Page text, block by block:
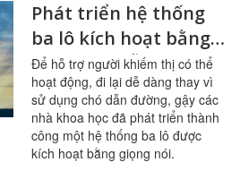
Phát triển hệ thống
ba lô kích hoạt bằng
giọng nói hỗ trợ
người khiếm thị
Để hỗ trợ người khiếm thị có thể
hoạt động, đi lại dễ dàng thay vì
sử dụng chó dẫn đường, gậy các
nhà khoa học đã phát triển thành
công một hệ thống ba lô được
kích hoạt bằng giọng nói.